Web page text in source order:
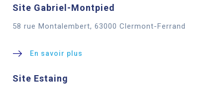
Site Gabriel-Montpied
58 rue Montalembert, 63000 Clermont-Ferrand
En savoir plus
Site Estaing